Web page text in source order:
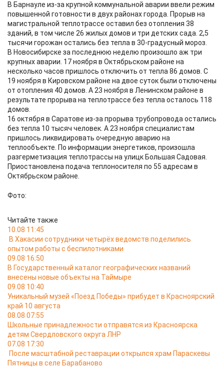
В Барнауле из-за крупной коммунальной аварии ввели режим
повышенной готовности в двух районах города. Прорыв на
магистральной теплотрассе оставил без отопления 38
зданий, в том числе 26 жилых домов и три детских сада. 2,5
тысячи горожан остались без тепла в 30-градусный мороз.
В Новосибирске за последнюю неделю произошло аж три
крупных аварии. 17 ноября в Октябрьском районе на
несколько часов пришлось отключить от тепла 86 домов. С
19 ноября в Кировском районе на двое суток были отключены
от отопления 40 домов. А 23 ноября в Ленинском районе в
результате прорыва на теплотрассе без тепла осталось 118
домов.
16 октября в Саратове из-за прорыва трубопровода остались
без тепла 10 тысяч человек. А 23 ноября специалистам
пришлось ликвидировать очередную аварию на
теплообъекте. По информации энергетиков, произошла
разгерметизация теплотрассы на улицк Большая Садовая.
Приостановлена подача теплоносителя по 55 адресам в
Октябрьском районе.
Фото:
Читайте также
10.08 11:45
В Хакасии сотрудники четырёх ведомств поделились
опытом работы с беспилотниками
09.08 16:50
В Государственный каталог географических названий
внесены новые объекты на Таймыре
09.08 10:40
Уникальный музей «Поезд Победы» прибудет в Красноярский
край 10 августа
08.08 07:55
Школьные принадлежности отправятся из Красноярска
детям Свердловского округа ЛНР
07.08 17:30
После масштабной реставрации открылся храм Параскевы
Пятницы в селе Барабаново